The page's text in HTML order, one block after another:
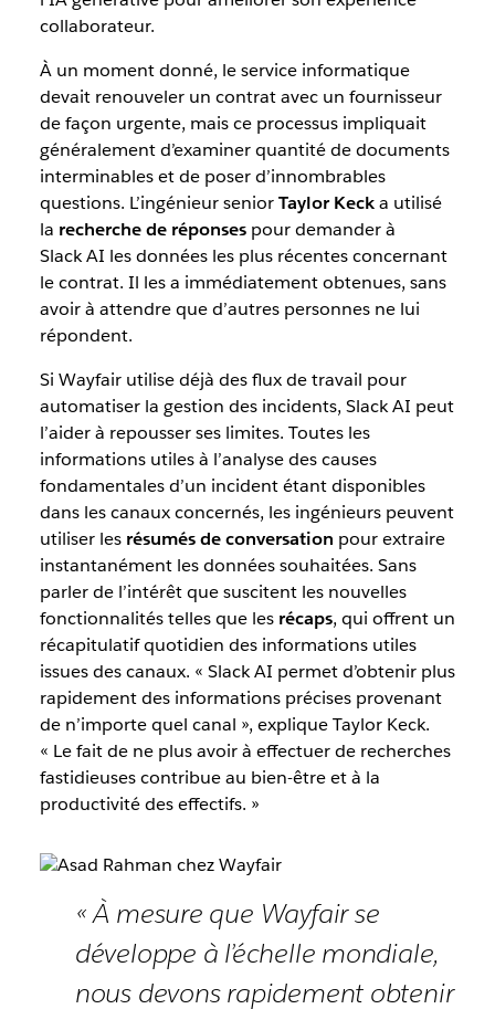
collaborateur.
À un moment donné, le service informatique
devait renouveler un contrat avec un fournisseur
de façon urgente, mais ce processus impliquait
généralement d’examiner quantité de documents
interminables et de poser d’innombrables
questions. L’ingénieur seniorTaylor Kecka utilisé
la recherche de réponsespour demander à
Slack AI les données les plus récentes concernant
le contrat. Il les a immédiatement obtenues, sans
avoir à attendre que d’autres personnes ne lui
répondent.
Si Wayfair utilise déjà des flux de travail pour
automatiser la gestion des incidents, Slack AI peut
l’aider à repousser ses limites. Toutes les
informations utiles à l’analyse des causes
fondamentales d’un incident étant disponibles
dans les canaux concernés, les ingénieurs peuvent
utiliser les résumés de conversation pour extraire
instantanément les données souhaitées. Sans
parler de l’intérêt que suscitent les nouvelles
fonctionnalités telles que les récaps, qui offrent un
récapitulatif quotidien des informations utiles
issues des canaux. « Slack AI permet d’obtenir plus
rapidement des informations précises provenant
de n’importe quel canal », explique Taylor Keck.
« Le fait de ne plus avoir à effectuer de recherches
fastidieuses contribue au bien-être et à la
productivité des effectifs. »
« À mesure que Wayfair se
développe à l’échelle mondiale,
nous devons rapidement obtenir